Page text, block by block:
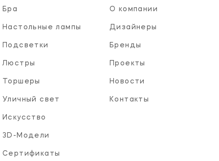
Бра
Настольные лампы
Подсветки
Люстры
Торшеры
Уличный свет
Искусство
3D-Модели
Сертификаты
О компании
Дизайнеры
Бренды
Проекты
Новости
Контакты